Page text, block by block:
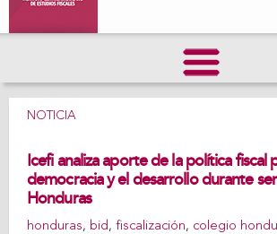
NOTICIA
Icefi analiza aporte de la política fiscal
democracia y el desarrollo durante
Honduras
honduras, bid, fiscalización, colegio